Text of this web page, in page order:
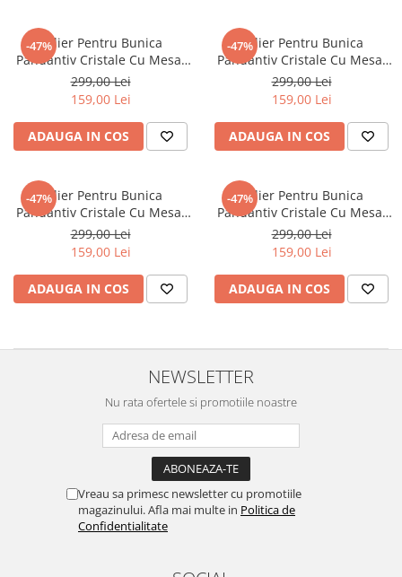
-47%Colier Pentru Bunica
Pandantiv Cristale Cu Mesaj
De La Nepot
299,00 Lei
159,00 Lei
ADAUGA IN COS
-47%Colier Pentru Bunica
Pandantiv Cristale Cu Mesaj
De La Nepot
299,00 Lei
159,00 Lei
ADAUGA IN COS
-47%Colier Pentru Bunica
Pandantiv Cristale Cu Mesaj
De La Nepoata
299,00 Lei
159,00 Lei
ADAUGA IN COS
-47%Colier Pentru Bunica
Pandantiv Cristale Cu Mesaj
De La Nepoata
299,00 Lei
159,00 Lei
ADAUGA IN COS
NEWSLETTER
Nu rata ofertele si promotiile noastre
Vreau sa primesc newsletter cu promotiile
magazinului. Afla mai multe in Politica de
Confidentialitate